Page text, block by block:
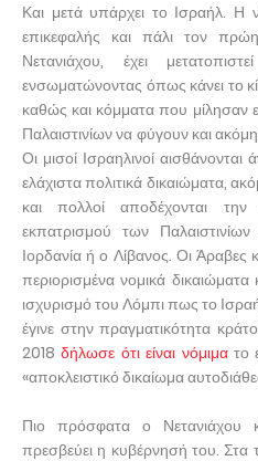
Και μετά υπάρχει το Ισραήλ. Η
επικεφαλής και πάλι τον
Νετανιάχου, έχει
ενσωματώνοντας όπως κάνει το
καθώς και κόμματα που μίλησαν
Παλαιστινίων να φύγουν και
Οι μισοί Ισραηλινοί
ελάχιστα πολιτικά δικαιώματα,
και πολλοί αποδέχονται την
εκπατρισμού των
Ιορδανία ή ο Λίβανος. Οι Άραβες
περιορισμένα νομικά
ισχυρισμό του Λόμπι πως το
έγινε στην πραγματικότητα
2018δήλωσε ότι είναι νόμιματο
«αποκλειστικό δικαίωμα
Πιο πρόσφατα ο Νετανιάχου
πρεσβεύει η κυβέρνησή του. Στα